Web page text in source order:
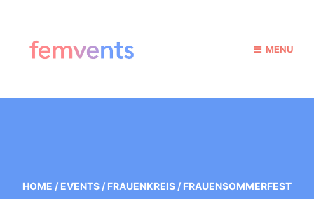
MENU
HOME / EVENTS / FRAUENKREIS / FRAUENSOMMERFEST